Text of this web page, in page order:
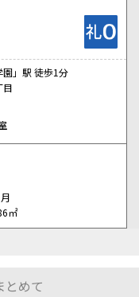
」駅 徒歩1分
目
㎡
とめて